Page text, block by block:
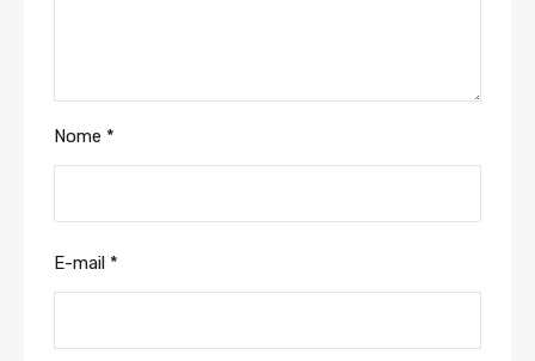
Nome *
E-mail *